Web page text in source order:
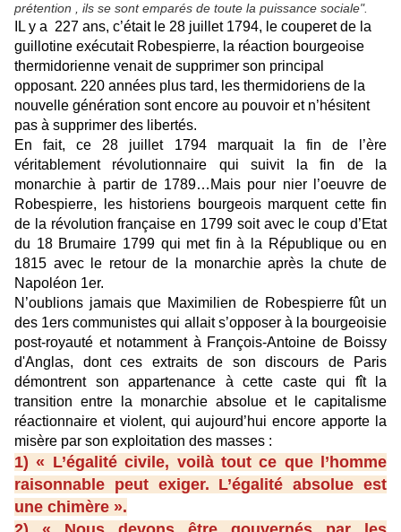
prétention , ils se sont emparés de toute la puissance sociale".
IL y a 227 ans, c’était le 28 juillet 1794, le couperet de la
guillotine exécutait Robespierre, la réaction bourgeoise
thermidorienne venait de supprimer son principal
opposant. 220 années plus tard, les thermidoriens de la
nouvelle génération sont encore au pouvoir et n’hésitent
pas à supprimer des libertés.
En fait, ce 28 juillet 1794 marquait la fin de l’ère
véritablement révolutionnaire qui suivit la fin de la
monarchie à partir de 1789…Mais pour nier l’oeuvre de
Robespierre, les historiens bourgeois marquent cette fin
de la révolution française en 1799 soit avec le coup d’Etat
du 18 Brumaire 1799 qui met fin à la République ou en
1815 avec le retour de la monarchie après la chute de
Napoléon 1er.
N’oublions jamais que Maximilien de Robespierre fût un
des 1ers communistes qui allait s’opposer à la bourgeoisie
post-royauté et notamment à François-Antoine de Boissy
d'Anglas, dont ces extraits de son discours de Paris
démontrent son appartenance à cette caste qui fît la
transition entre la monarchie absolue et le capitalisme
réactionnaire et violent, qui aujourd’hui encore apporte la
misère par son exploitation des masses :
1) « L’égalité civile, voilà tout ce que l’homme
raisonnable peut exiger. L’égalité absolue est
une chimère ».